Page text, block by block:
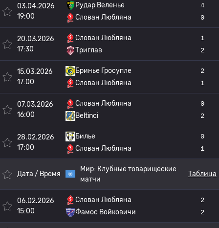
03.04.2026
19:00
Рудар Веленье
Слован Любляна
4
0
20.03.2026
17:30
Слован Любляна
Триглав
1
2
15.03.2026
17:00
Бринье Гросупле
Слован Любляна
2
1
07.03.2026
16:00
Слован Любляна
Beltinci
0
2
28.02.2026
17:00
Билье
Слован Любляна
0
1
Дата / Время
Мир: Клубные товарищеские
матчи
Таблица
06.02.2026
15:00
Слован Любляна
Фамос Войковичи
2
2